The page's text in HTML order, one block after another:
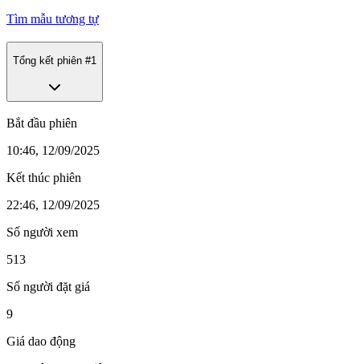
Tìm mẫu tương tự
Tổng kết phiên #1
Bắt đầu phiên
10:46, 12/09/2025
Kết thúc phiên
22:46, 12/09/2025
Số người xem
513
Số người đặt giá
9
Giá dao động